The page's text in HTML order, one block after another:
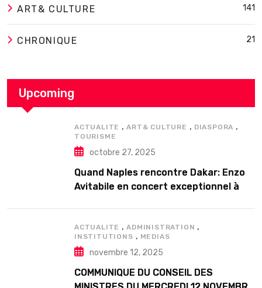
ART& CULTURE 141
CHRONIQUE 21
Upcoming
ACTUALITE ,ART& CULTURE , DIASPORA ,
TOURISME
octobre 27, 2025
Quand Naples rencontre Dakar: Enzo
Avitabile en concert exceptionnel à
ACTUALITE ,ADMINISTRATION ,
INSTITUTIONS , MEDIAS
novembre 12, 2025
COMMUNIQUE DU CONSEIL DES